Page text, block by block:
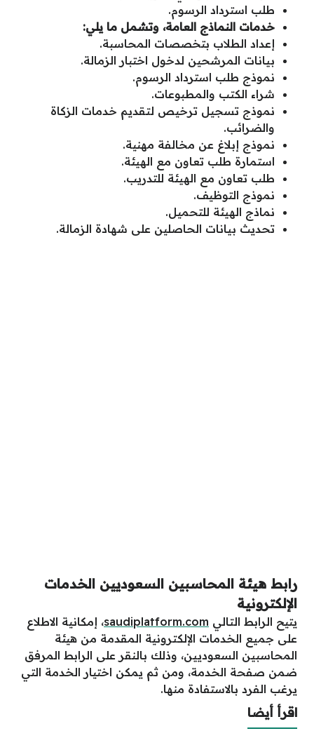
طلب استرداد الرسوم.
خدمات النماذج العامة، وتشمل ما يلي:
إعداد الطلاب بتخصصات المحاسبة.
بيانات المرشحين لدخول اختبار الزمالة.
نموذج طلب استرداد الرسوم.
شراء الكتب والمطبوعات.
نموذج تسجيل ترخيص لتقديم خدمات الزكاة
والضرائب.
نموذج إبلاغ عن مخالفة مهنية.
استمارة طلب تعاون مع الهيئة.
طلب تعاون مع الهيئة للتدريب.
نموذج التوظيف.
نماذج الهيئة للتحميل.
تحديث بيانات الحاصلين على شهادة الزمالة.
رابط هيئة المحاسبين السعوديين الخدمات
الإلكترونية
يتيح الرابط التالي saudiplatform.com، إمكانية الاطلاع
على جميع الخدمات الإلكترونية المقدمة من هيئة
المحاسبين السعوديين، وذلك بالنقر على الرابط المرفق
ضمن صفحة الخدمة، ومن ثم يمكن اختيار الخدمة التي
يرغب الفرد بالاستفادة منها.
اقرأ أيضا